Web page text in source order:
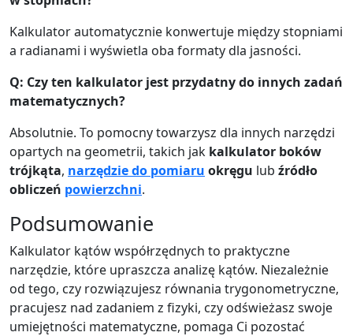
Kalkulator automatycznie konwertuje między stopniami
a radianami i wyświetla oba formaty dla jasności.
Q: Czy ten kalkulator jest przydatny do innych zadań
matematycznych?
Absolutnie. To pomocny towarzysz dla innych narzędzi
opartych na geometrii, takich jak kalkulator boków
trójkąta, narzędzie do pomiaru okręgu lub źródło
obliczeń powierzchni.
Podsumowanie
Kalkulator kątów współrzędnych to praktyczne
narzędzie, które upraszcza analizę kątów. Niezależnie
od tego, czy rozwiązujesz równania trygonometryczne,
pracujesz nad zadaniem z fizyki, czy odświeżasz swoje
umiejętności matematyczne, pomaga Ci pozostać